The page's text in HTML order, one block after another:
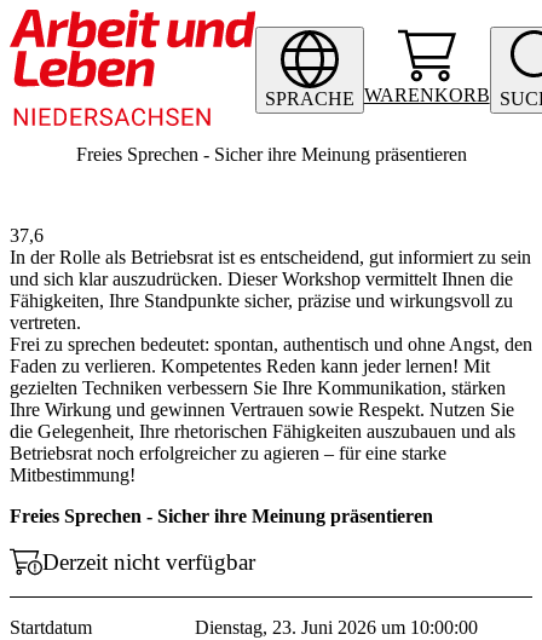
SPRACHE WARENKORB
Freies Sprechen - Sicher ihre Meinung präsentieren
37,6
In der Rolle als Betriebsrat ist es entscheidend, gut informiert zu sein
und sich klar auszudrücken. Dieser Workshop vermittelt Ihnen die
Fähigkeiten, Ihre Standpunkte sicher, präzise und wirkungsvoll zu
vertreten.
Frei zu sprechen bedeutet: spontan, authentisch und ohne Angst, den
Faden zu verlieren. Kompetentes Reden kann jeder lernen! Mit
gezielten Techniken verbessern Sie Ihre Kommunikation, stärken
Ihre Wirkung und gewinnen Vertrauen sowie Respekt. Nutzen Sie
die Gelegenheit, Ihre rhetorischen Fähigkeiten auszubauen und als
Betriebsrat noch erfolgreicher zu agieren – für eine starke
Mitbestimmung!
Freies Sprechen - Sicher ihre Meinung präsentieren
Derzeit nicht verfügbar
Startdatum Dienstag, 23. Juni 2026 um 10:00:00